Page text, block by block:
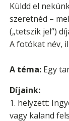
Küldd el
szeretnéd –
(„tetszik jel”)
A fotókat név,
A téma: Egy
Díjaink:
1. helyzett:
vagy kaland